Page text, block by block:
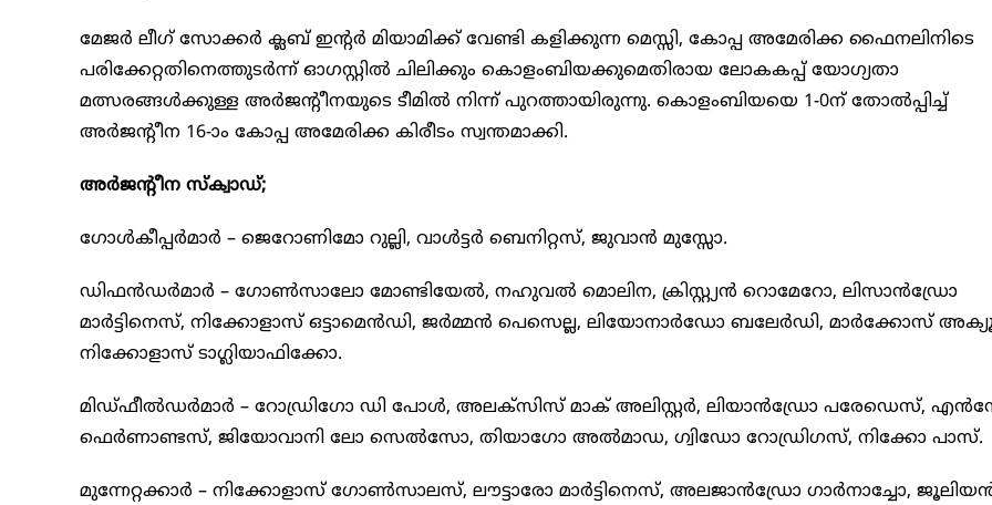
മേജർ ലീഗ് സോക്കർ ക്ലബ് ഇൻ്റർ മിയാമിക്ക് വേണ്ടി കളിക്കുന്ന മെസ്സി, കോപ്പ അമേരിക്ക ഫൈനലിനിടെ
പരിക്കേറ്റതിനെത്തുടർന്ന് ഓഗസ്റ്റിൽ ചിലിക്കും കൊളംബിയക്കുമെതിരായ ലോകകപ്പ് യോഗ്യതാ
മത്സരങ്ങൾക്കുള്ള അർജൻ്റീനയുടെ ടീമിൽ നിന്ന് പുറത്തായിരുന്നു. കൊളംബിയയെ 1-0ന് തോൽപ്പിച്ച്
അർജൻ്റീന 16-ാം കോപ്പ അമേരിക്ക കിരീടം സ്വന്തമാക്കി.
അർജൻ്റീന സ്ക്വാഡ്;
ഗോൾകീപ്പർമാർ – ജെറോണിമോ റുല്ലി, വാൾട്ടർ ബെനിറ്റസ്, ജുവാൻ മുസ്സോ.
ഡിഫൻഡർമാർ – ഗോൺസാലോ മോണ്ടിയേൽ, നഹുവൽ മൊലിന, ക്രിസ്റ്റ്യൻ റൊമേറോ, ലിസാൻഡ്രോ
മാർട്ടിനെസ്, നിക്കോളാസ് ഒട്ടാമെൻഡി, ജർമ്മൻ പെസെല്ല, ലിയോനാർഡോ ബലേർഡി, മാർക്കോസ്
നിക്കോളാസ് ടാഗ്ലിയാഫിക്കോ.
മിഡ്ഫീൽഡർമാർ – റോഡ്രിഗോ ഡി പോൾ, അലക്സിസ് മാക് അലിസ്റ്റർ, ലിയാൻഡ്രോ പരേഡെസ്,
ഫെർണാണ്ടസ്, ജിയോവാനി ലോ സെൽസോ, തിയാഗോ അൽമാഡ, ഗ്വിഡോ റോഡ്രിഗസ്, നിക്കോ പാസ്.
മുന്നേറ്റക്കാർ – നിക്കോളാസ് ഗോൺസാലസ്, ലൗട്ടാരോ മാർട്ടിനെസ്, അലജാൻഡ്രോ ഗാർനാച്ചോ,